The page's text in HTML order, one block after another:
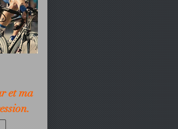
et ma